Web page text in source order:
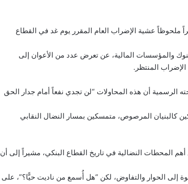
ملحوظاً عشية الإضراب العام المقرر يوم غد في القطاع
والمؤسسات المالية، عن تعرض عدد من الأعوان إلى
المنتظر.
الرسمية أن هذه المحاولات “لن تجدي نفعاً أمام جدار الحق
كالبنيان المرصوص، متمسكين بمسار النضال النقابي
المحطات النضالية في تاريخ القطاع البنكي، مشيراً إلى أن
إلى الحوار والتفاوض، لكن “هل أُسمع من ناديت حيًّا؟”، على